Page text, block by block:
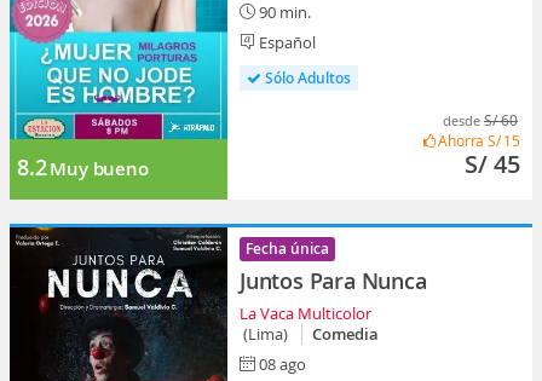
8.2Muy bueno
90 min.
Español
Sólo Adultos
desde S/ 60
Ahorra S/ 15
S/ 45
Fecha única
Juntos Para Nunca
La Vaca Multicolor
(Lima)
Comedia
08 ago